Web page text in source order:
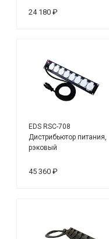
24 180 ₽
EDS RSC-708
Дистрибьютор питания,
рэковый
45 360 ₽